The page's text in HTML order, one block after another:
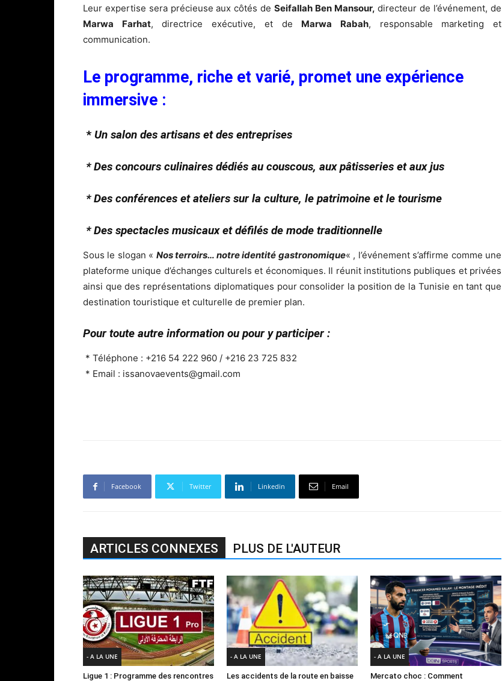
Leur expertise sera précieuse aux côtés de Seifallah Ben Mansour, directeur de l’événement, de
Marwa Farhat, directrice exécutive, et de Marwa Rabah, responsable marketing et
communication.
Le programme, riche et varié, promet une expérience
immersive :
* Un salon des artisans et des entreprises
* Des concours culinaires dédiés au couscous, aux pâtisseries et aux jus
* Des conférences et ateliers sur la culture, le patrimoine et le tourisme
* Des spectacles musicaux et défilés de mode traditionnelle
Sous le slogan « Nos terroirs… notre identité gastronomique« , l’événement s’affirme comme une
plateforme unique d’échanges culturels et économiques. Il réunit institutions publiques et privées
ainsi que des représentations diplomatiques pour consolider la position de la Tunisie en tant que
destination touristique et culturelle de premier plan.
Pour toute autre information ou pour y participer :
* Téléphone : +216 54 222 960 / +216 23 725 832
* Email : issanovaevents@gmail.com
Facebook Twitter Linkedin Email
ARTICLES CONNEXES PLUS DE L'AUTEUR
- A LA UNE
Ligue 1 : Programme des rencontres
- A LA UNE
Les accidents de la route en baisse
- A LA UNE
Mercato choc : Comment